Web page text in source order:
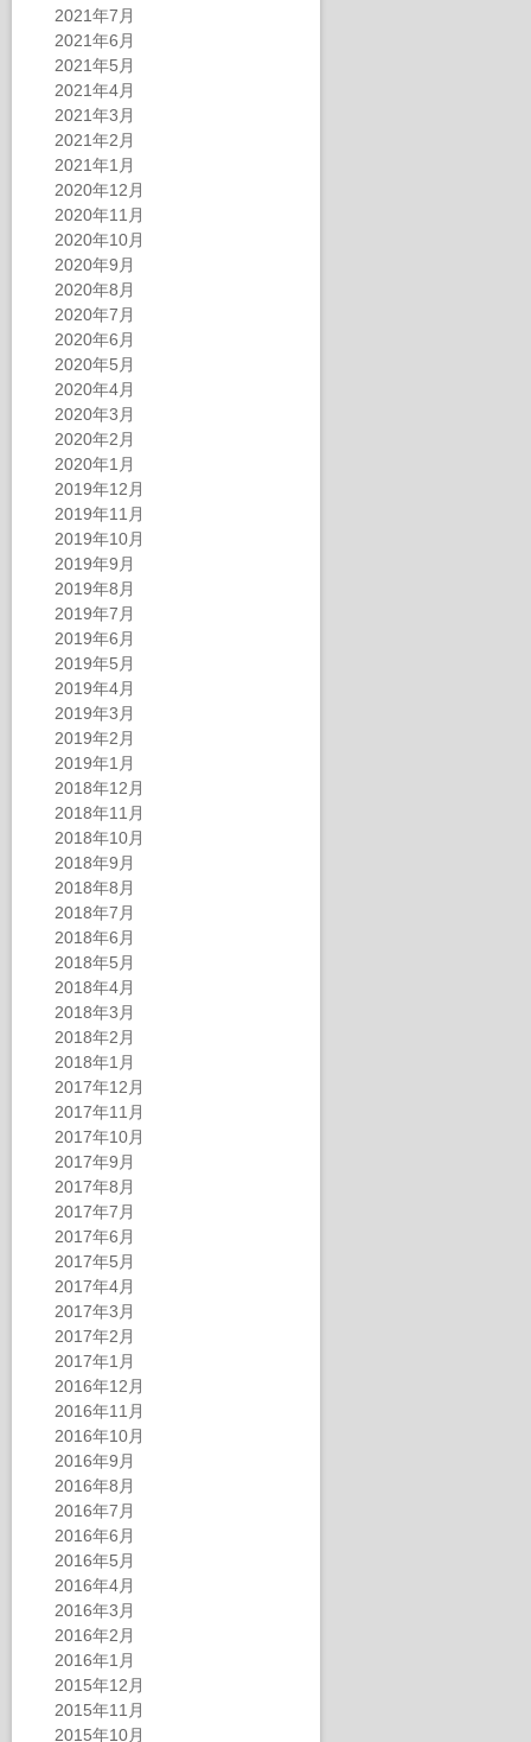
2021年7月
2021年6月
2021年5月
2021年4月
2021年3月
2021年2月
2021年1月
2020年12月
2020年11月
2020年10月
2020年9月
2020年8月
2020年7月
2020年6月
2020年5月
2020年4月
2020年3月
2020年2月
2020年1月
2019年12月
2019年11月
2019年10月
2019年9月
2019年8月
2019年7月
2019年6月
2019年5月
2019年4月
2019年3月
2019年2月
2019年1月
2018年12月
2018年11月
2018年10月
2018年9月
2018年8月
2018年7月
2018年6月
2018年5月
2018年4月
2018年3月
2018年2月
2018年1月
2017年12月
2017年11月
2017年10月
2017年9月
2017年8月
2017年7月
2017年6月
2017年5月
2017年4月
2017年3月
2017年2月
2017年1月
2016年12月
2016年11月
2016年10月
2016年9月
2016年8月
2016年7月
2016年6月
2016年5月
2016年4月
2016年3月
2016年2月
2016年1月
2015年12月
2015年11月
2015年10月